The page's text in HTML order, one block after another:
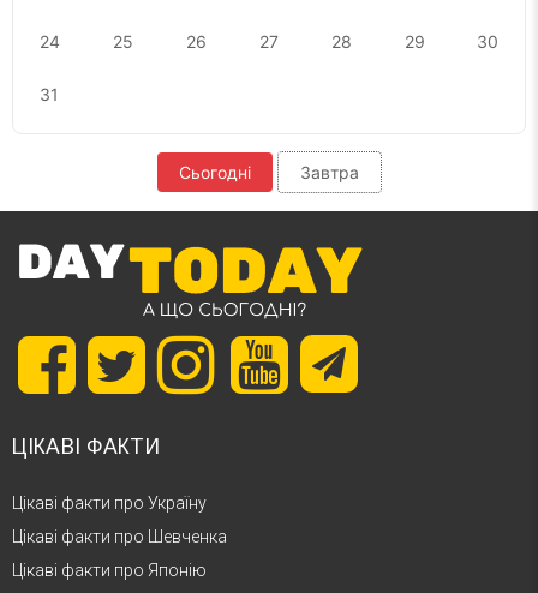
24 25 26 27 28 29 30
31
Сьогодні Завтра
ЦІКАВІ ФАКТИ
Цікаві факти про Україну
Цікаві факти про Шевченка
Цікаві факти про Японію